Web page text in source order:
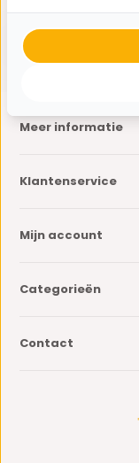
* Lees hier de
Meer informatie
Klantenservice
Mijn account
Categorieën
Contact